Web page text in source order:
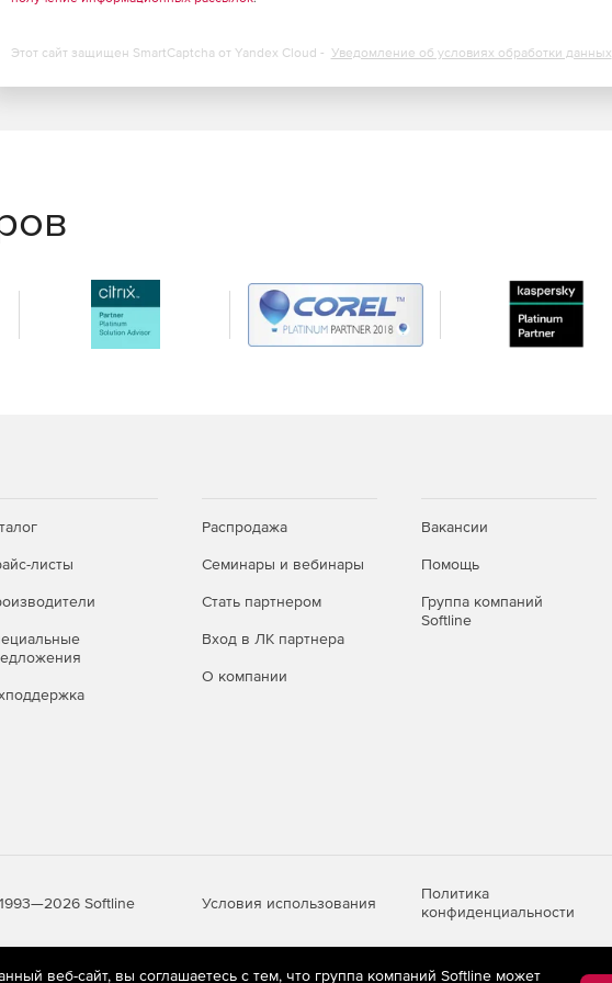
элементами и элементами оформления
Менеджер объектов, состоящая из трех
GraphiCS является мощным средством организации и
локальном файле чертежа-документа или в базе
инструмент для создания типовых
Таблицы CSoft СПДС GraphiCS автоматизируют
если используют связь с данными чертежа.
объектов чертежа: элементы оформления
универсальные маркеры, группы СПДС, атрибуты
Этот сайт защищен SmartCaptcha от Yandex Cloud - Уведомление об условиях обработки данных
листы
Распродажа
Семинары и вебинары
Стать партнером
Вход в ЛК партнера
О компании
Вакансии
Помощь
Группа компаний
Softline
Softline Условия использования
Политика
конфиденциальности
веб-сайт, вы соглашаетесь с тем, что группа компаний Softline может